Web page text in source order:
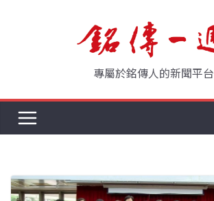
專屬於銘傳人的新聞平台